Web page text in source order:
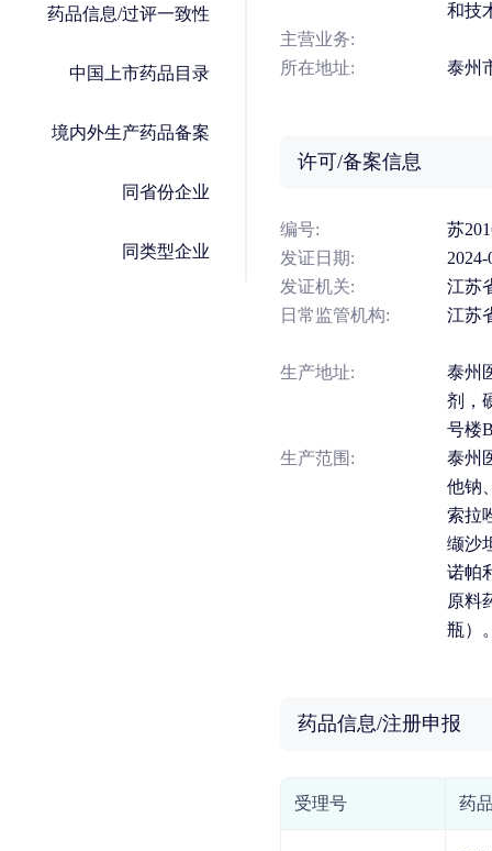
药品信息/过评一致性
中国上市药品目录
境内外生产药品备案
同省份企业
同类型企业
和技
主营业务:
所在地址:
泰州
许可/备案信息
编号:
苏
发证日期:
2024-
发证机关:
江苏
日常监管机构:
江苏
生产地址:
泰州
剂，
号楼
生产范围:
泰州
他钠
索拉
缬沙
诺帕
原料
瓶）
药品信息/注册申报
受理号 药